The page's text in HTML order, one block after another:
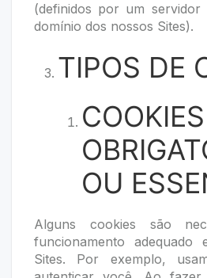
(definidos por um
domínio dos nossos Sites).
TIPOS DE
COOKIES
OU
Alguns cookies são
funcionamento
Sites. Por exemplo,